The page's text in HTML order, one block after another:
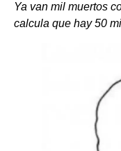
Ya van mil muertos
calcula que hay 50